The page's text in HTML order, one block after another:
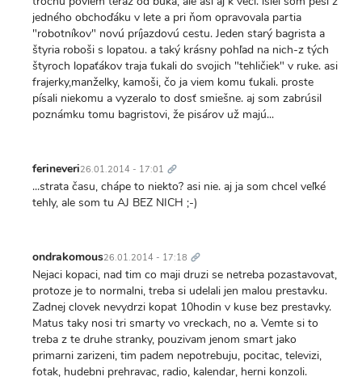
jedného obchoďáku v lete a pri ňom opravovala partia
"robotníkov" novú príjazdovú cestu. Jeden starý bagrista a
štyria roboši s lopatou. a taký krásny pohľad na nich-z tých
štyroch lopaťákov traja ťukali do svojich "tehličiek" v ruke. asi
frajerky,manželky, kamoši, čo ja viem komu ťukali. proste
písali niekomu a vyzeralo to dosť smiešne. aj som zabrúsil
poznámku tomu bagristovi, že pisárov už majú...
ferineveri26.01.2014 - 17:01 odkaz
...strata času, chápe to niekto? asi nie. aj ja som chcel veľké
tehly, ale som tu AJ BEZ NICH ;-)
ondrakomous26.01.2014 - 17:18 odkaz
Nejaci kopaci, nad tim co maji druzi se netreba pozastavovat,
protoze je to normalni, treba si udelali jen malou prestavku.
Zadnej clovek nevydrzi kopat 10hodin v kuse bez prestavky.
Matus taky nosi tri smarty vo vreckach, no a. Vemte si to
treba z te druhe stranky, pouzivam jenom smart jako
primarni zarizeni, tim padem nepotrebuju, pocitac, televizi,
fotak, hudebni prehravac, radio, kalendar, herni konzoli.